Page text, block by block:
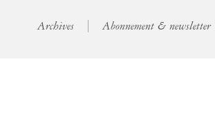
Archives Abonnement & newsletter